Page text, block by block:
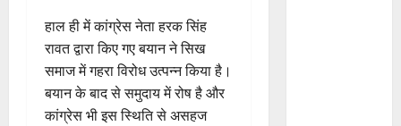
हाल ही में कांग्रेस नेता हरक सिंह
रावत द्वारा किए गए बयान ने सिख
समाज में गहरा विरोध उत्पन्न किया है।
बयान के बाद से समुदाय में रोष है और
कांग्रेस भी इस स्थिति से असहज